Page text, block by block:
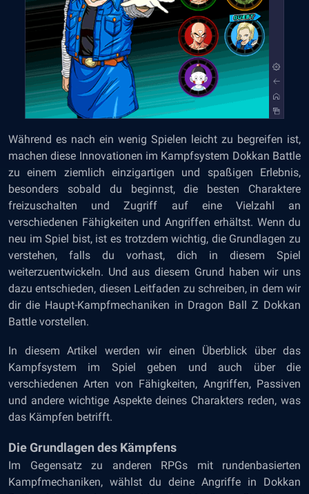
Während es nach ein wenig Spielen leicht zu begreifen ist,
machen diese Innovationen im Kampfsystem Dokkan Battle
zu einem ziemlich einzigartigen und spaßigen Erlebnis,
besonders sobald du beginnst, die besten Charaktere
freizuschalten und Zugriff auf eine Vielzahl an
verschiedenen Fähigkeiten und Angriffen erhältst. Wenn du
neu im Spiel bist, ist es trotzdem wichtig, die Grundlagen zu
verstehen, falls du vorhast, dich in diesem Spiel
weiterzuentwickeln. Und aus diesem Grund haben wir uns
dazu entschieden, diesen Leitfaden zu schreiben, in dem wir
dir die Haupt-Kampfmechaniken in Dragon Ball Z Dokkan
Battle vorstellen.
In diesem Artikel werden wir einen Überblick über das
Kampfsystem im Spiel geben und auch über die
verschiedenen Arten von Fähigkeiten, Angriffen, Passiven
und andere wichtige Aspekte deines Charakters reden, was
das Kämpfen betrifft.
Die Grundlagen des Kämpfens
Im Gegensatz zu anderen RPGs mit rundenbasierten
Kampfmechaniken, wählst du deine Angriffe in Dokkan